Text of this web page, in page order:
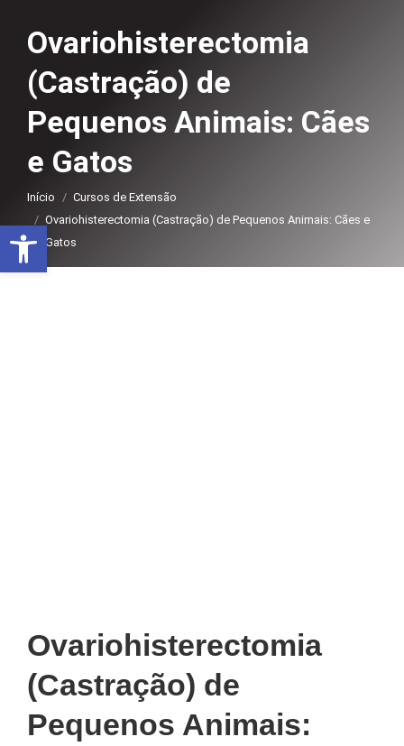
Ovariohisterectomia
(Castração) de
Pequenos Animais: Cães
e Gatos
Você está aqui:
Início
Cursos de Extensão
Ovariohisterectomia (Castração) de Pequenos Animais: Cães e
Gatos
Ovariohisterectomia
(Castração) de
Pequenos Animais:
Abrir a barra de ferramentas